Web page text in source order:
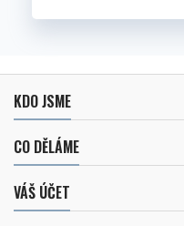
KDO JSME
CO DĚLÁME
VÁŠ ÚČET